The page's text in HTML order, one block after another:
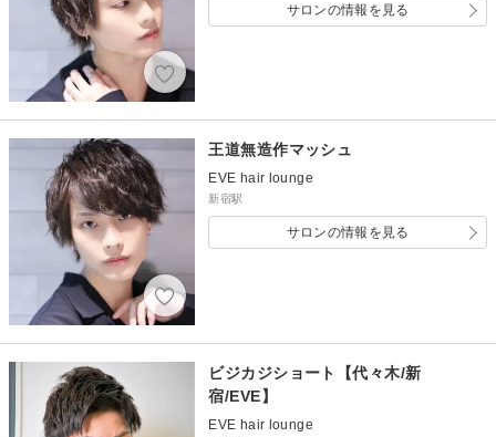
サロンの情報を見る
王道無造作マッシュ
EVE hair lounge
新宿駅
サロンの情報を見る
ビジカジショート【代々木/新
宿/EVE】
EVE hair lounge